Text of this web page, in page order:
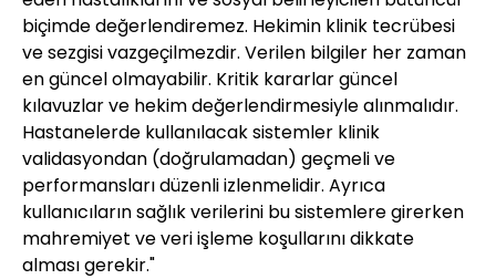
biçimde değerlendiremez. Hekimin klinik tecrübesi
ve sezgisi vazgeçilmezdir. Verilen bilgiler her zaman
en güncel olmayabilir. Kritik kararlar güncel
kılavuzlar ve hekim değerlendirmesiyle alınmalıdır.
Hastanelerde kullanılacak sistemler klinik
validasyondan (doğrulamadan) geçmeli ve
performansları düzenli izlenmelidir. Ayrıca
kullanıcıların sağlık verilerini bu sistemlere girerken
mahremiyet ve veri işleme koşullarını dikkate
alması gerekir."​​​​​​​